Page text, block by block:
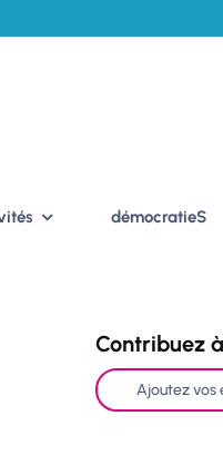
démocratieS
Contribuez
Ajoutez vos